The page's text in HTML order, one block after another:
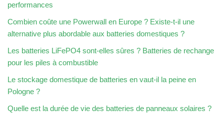
performances
Combien coûte une Powerwall en Europe ? Existe-t-il une
alternative plus abordable aux batteries domestiques ?
Les batteries LiFePO4 sont-elles sûres ? Batteries de rechange
pour les piles à combustible
Le stockage domestique de batteries en vaut-il la peine en
Pologne ?
Quelle est la durée de vie des batteries de panneaux solaires ?